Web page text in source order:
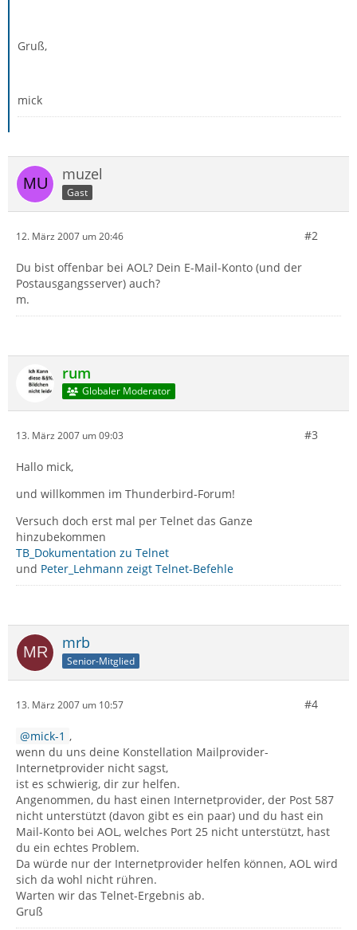
Gruß,
mick
muzel
Gast
12. März 2007 um 20:46 #2
Du bist offenbar bei AOL? Dein E-Mail-Konto (und der
Postausgangsserver) auch?
m.
rum
Globaler Moderator
13. März 2007 um 09:03 #3
Hallo mick,
und willkommen im Thunderbird-Forum!
Versuch doch erst mal per Telnet das Ganze
hinzubekommen
TB_Dokumentation zu Telnet
und Peter_Lehmann zeigt Telnet-Befehle
mrb
Senior-Mitglied
13. März 2007 um 10:57 #4
mick-1 ,
wenn du uns deine Konstellation Mailprovider-
Internetprovider nicht sagst,
ist es schwierig, dir zur helfen.
Angenommen, du hast einen Internetprovider, der Post 587
nicht unterstützt (davon gibt es ein paar) und du hast ein
Mail-Konto bei AOL, welches Port 25 nicht unterstützt, hast
du ein echtes Problem.
Da würde nur der Internetprovider helfen können, AOL wird
sich da wohl nicht rühren.
Warten wir das Telnet-Ergebnis ab.
Gruß